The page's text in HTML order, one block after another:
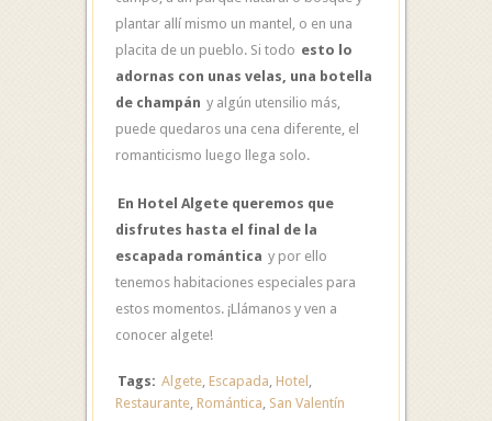
plantar allí mismo un mantel, o en una
placita de un pueblo. Si todo esto lo
adornas con unas velas, una botella
de champán y algún utensilio más,
puede quedaros una cena diferente, el
romanticismo luego llega solo.
En Hotel Algete queremos que
disfrutes hasta el final de la
escapada romántica y por ello
tenemos habitaciones especiales para
estos momentos. ¡Llámanos y ven a
conocer algete!
Tags: Algete Escapada Hotel
Restaurante Romántica San Valentín